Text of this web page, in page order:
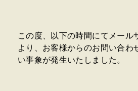
この度、以下の時間にてメール
より、お客様からのお問い合わ
い事象が発生いたしました。